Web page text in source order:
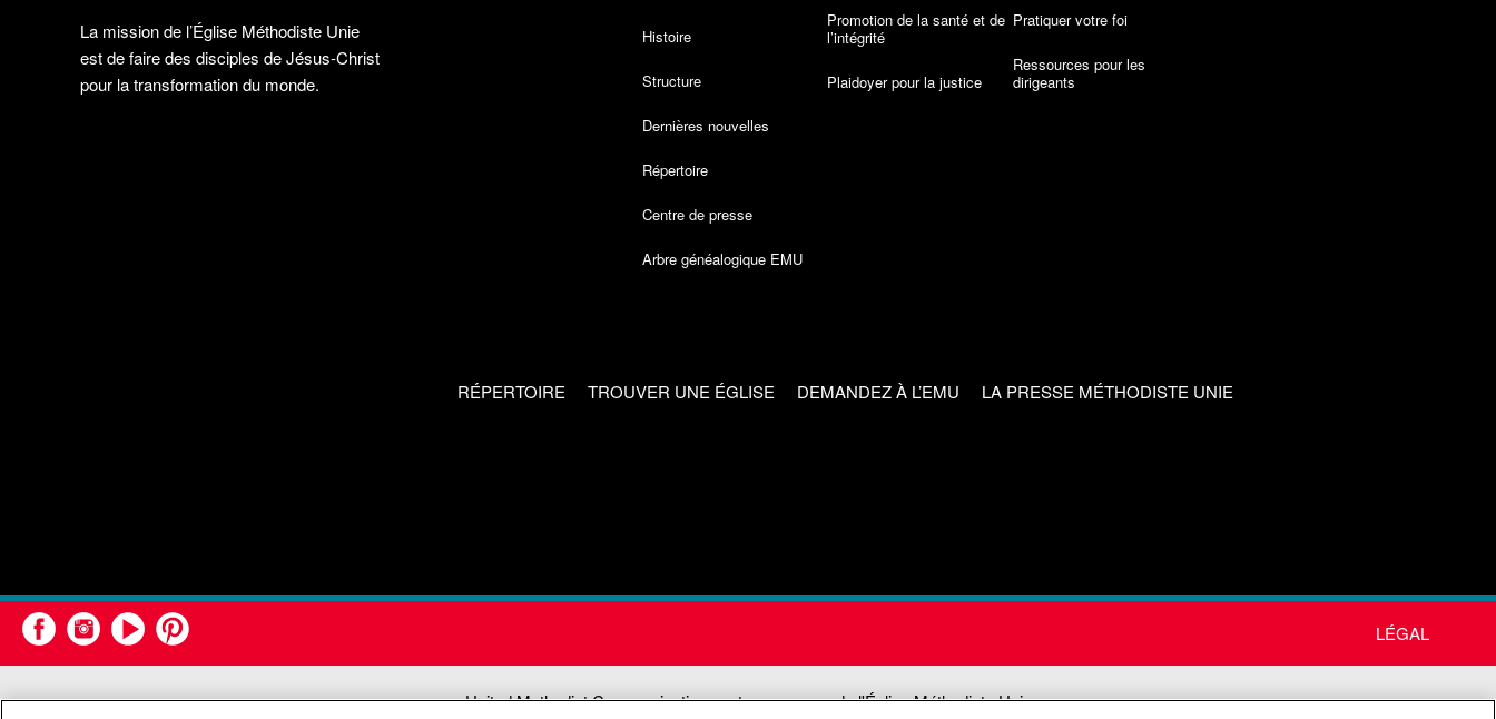
La mission de l’Église Méthodiste Unie
est de faire des disciples de Jésus-Christ
pour la transformation du monde.
Histoire
Structure
Dernières nouvelles
Répertoire
Centre de presse
Arbre généalogique EMU
Promotion de la santé et de
l’intégrité
Plaidoyer pour la justice
Pratiquer votre foi
Ressources pour les
dirigeants
RÉPERTOIRE TROUVER UNE ÉGLISE DEMANDEZ À L’EMU LA PRESSE MÉTHODISTE UNIE
LÉGAL
United Methodist Communications est une agence de l'Église Méthodiste Unie